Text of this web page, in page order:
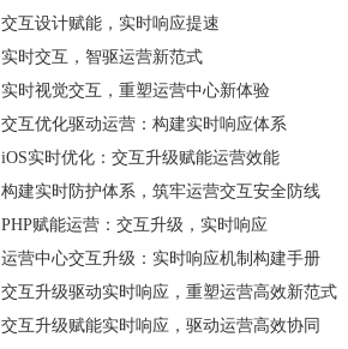
交互设计赋能，实时响应提速
实时交互，智驱运营新范式
实时视觉交互，重塑运营中心新体验
交互优化驱动运营：构建实时响应体系
iOS实时优化：交互升级赋能运营效能
构建实时防护体系，筑牢运营交互安全防线
PHP赋能运营：交互升级，实时响应
运营中心交互升级：实时响应机制构建手册
交互升级驱动实时响应，重塑运营高效新范式
交互升级赋能实时响应，驱动运营高效协同